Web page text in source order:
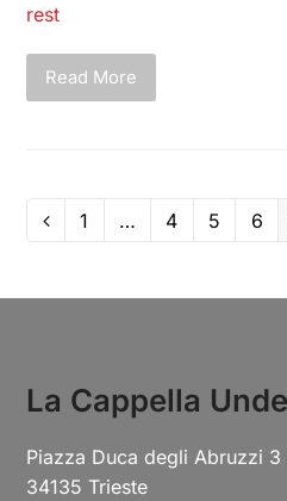
rest
Read More
1 … 4 5 6
La Cappella
Piazza Duca degli Abruzzi 3
34135 Trieste